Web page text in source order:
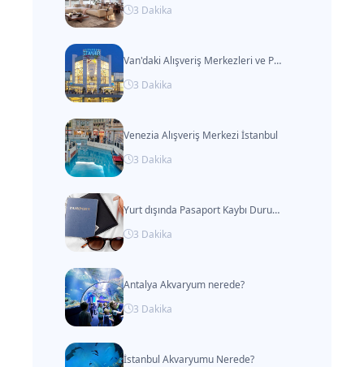
3 Dakika
Van'daki Alışveriş Merkezleri ve Pazarlar Hakkında Her Şey
3 Dakika
Venezia Alışveriş Merkezi İstanbul
3 Dakika
Yurt dışında Pasaport Kaybı Durumunda Yapmanız Gerekenler
3 Dakika
Antalya Akvaryum nerede?
3 Dakika
İstanbul Akvaryumu Nerede?